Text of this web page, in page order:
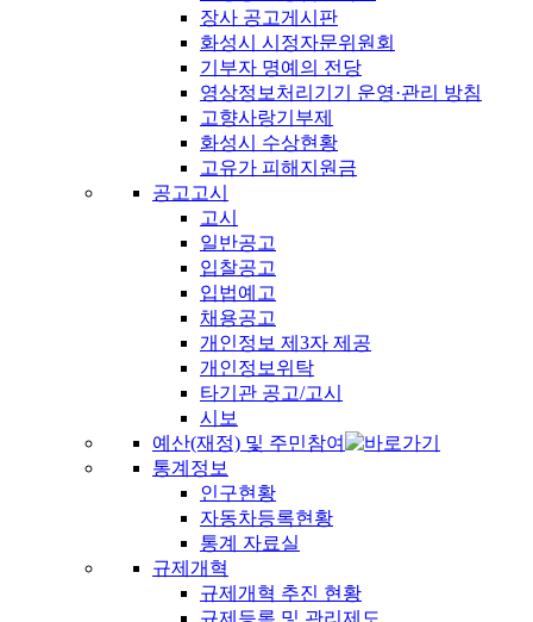
장사 공고게시판
화성시 시정자문위원회
기부자 명예의 전당
영상정보처리기기 운영·관리 방침
고향사랑기부제
화성시 수상현황
고유가 피해지원금
공고고시
고시
일반공고
입찰공고
입법예고
채용공고
개인정보 제3자 제공
개인정보위탁
타기관 공고/고시
시보
예산(재정) 및 주민참여
통계정보
인구현황
자동차등록현황
통계 자료실
규제개혁
규제개혁 추진 현황